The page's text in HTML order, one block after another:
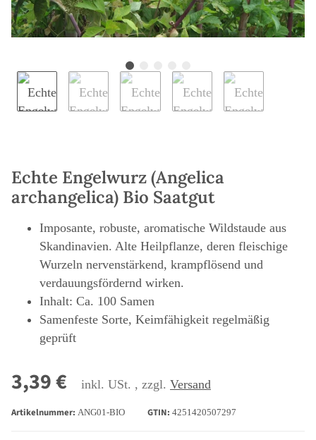
Echte Engelwurz (Angelica
archangelica) Bio Saatgut
Imposante, robuste, aromatische Wildstaude aus
Skandinavien. Alte Heilpflanze, deren fleischige
Wurzeln nervenstärkend, krampflösend und
verdauungsfördernd wirken.
Inhalt: Ca. 100 Samen
Samenfeste Sorte, Keimfähigkeit regelmäßig
geprüft
3,39 € inkl. USt. , zzgl. Versand
Artikelnummer: ANG01-BIO GTIN: 4251420507297